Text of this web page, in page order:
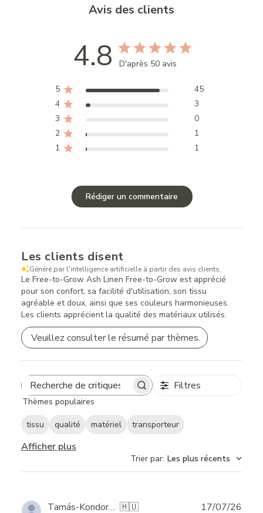
Avis des clients
4.8 D'après 50 avis
5
45
4
3
3
0
2
1
1
1
Rédiger un commentaire
Les clients disent
Généré par l'intelligence artificielle à partir des avis clients.
Le Free-to-Grow Ash Linen Free-to-Grow est apprécié
pour son confort, sa facilité d'utilisation, son tissu
agréable et doux, ainsi que ses couleurs harmonieuses.
Les clients apprécient la qualité des matériaux utilisés.
Veuillez consulter le résumé par thèmes.
Search
reviews
Filtres
Thèmes populaires
tissu qualité matériel transporteur
Afficher plus
Trier par: Les plus récents
Tamás-Kondorossy M. 🇭🇺 17/07/26